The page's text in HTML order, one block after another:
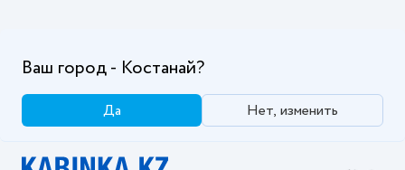
Ваш город - Костанай?
Да Нет, изменить